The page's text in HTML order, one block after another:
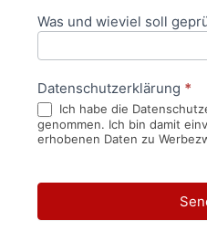
Was und wieviel soll
Datenschutzerklärung *
Ich habe die
genommen. Ich bin damit
erhobenen Daten zu